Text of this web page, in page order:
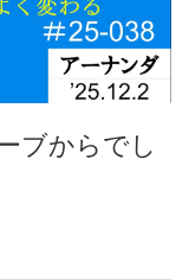
ブからでし